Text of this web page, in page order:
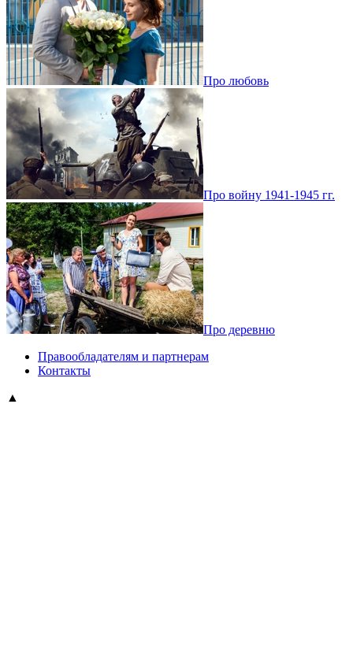
Про любовь
Про войну 1941-1945 гг.
Про деревню
Правообладателям и партнерам
Контакты
▲